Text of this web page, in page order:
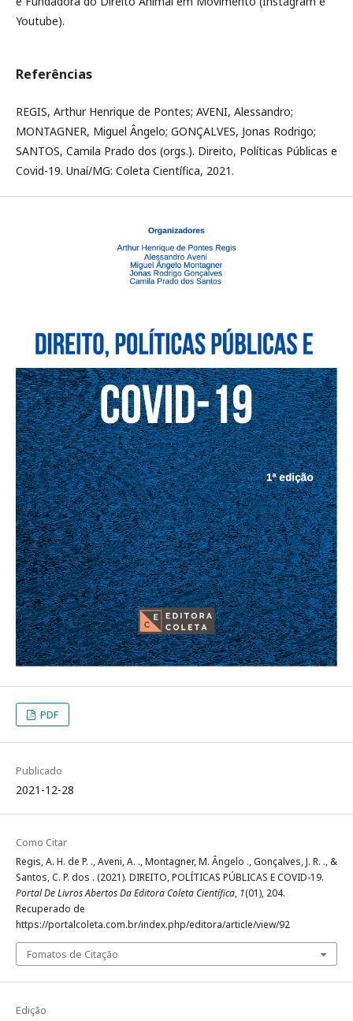
Youtube).
Referências
REGIS, Arthur Henrique de Pontes; AVENI, Alessandro;
MONTAGNER, Miguel Ângelo; GONÇALVES, Jonas Rodrigo;
SANTOS, Camila Prado dos (orgs.). Direito, Políticas Públicas e
Covid-19. Unaí/MG: Coleta Científica, 2021.
PDF
Publicado
2021-12-28
Como Citar
Regis, A. H. de P. ., Aveni, A. ., Montagner, M. Ângelo ., Gonçalves, J. R. ., &
Santos, C. P. dos . (2021). DIREITO, POLÍTICAS PÚBLICAS E COVID-19.
Portal De Livros Abertos Da Editora Coleta Científica, 1(01), 204.
Recuperado de
https://portalcoleta.com.br/index.php/editora/article/view/92
Fomatos de Citação
Edição